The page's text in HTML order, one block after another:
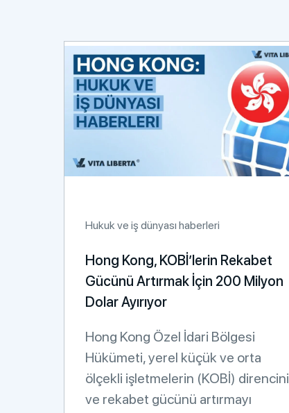
Hukuk ve iş dünyası haberleri
Hong Kong, KOBİ’lerin Rekabet
Gücünü Artırmak İçin 200 Milyon
Dolar Ayırıyor
Hong Kong Özel İdari Bölgesi
Hükümeti, yerel küçük ve orta
ölçekli işletmelerin (KOBİ) direncini
ve rekabet gücünü artırmayı